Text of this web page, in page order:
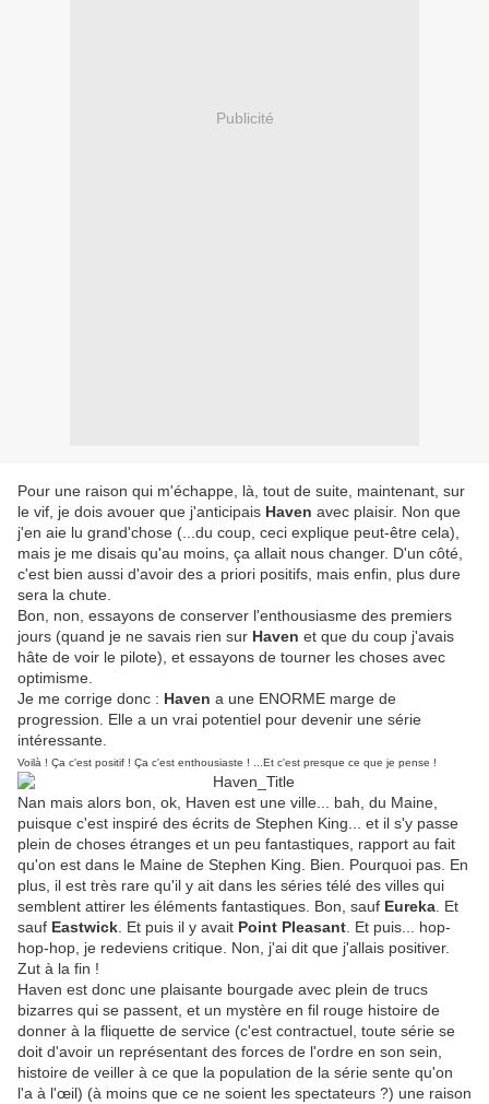
Publicité
Pour une raison qui m'échappe, là, tout de suite, maintenant, sur
le vif, je dois avouer que j'anticipais Haven avec plaisir. Non que
j'en aie lu grand'chose (...du coup, ceci explique peut-être cela),
mais je me disais qu'au moins, ça allait nous changer. D'un côté,
c'est bien aussi d'avoir des a priori positifs, mais enfin, plus dure
sera la chute.
Bon, non, essayons de conserver l'enthousiasme des premiers
jours (quand je ne savais rien sur Haven et que du coup j'avais
hâte de voir le pilote), et essayons de tourner les choses avec
optimisme.
Je me corrige donc : Haven a une ENORME marge de
progression. Elle a un vrai potentiel pour devenir une série
intéressante.
Voilà ! Ça c'est positif ! Ça c'est enthousiaste ! ...Et c'est presque ce que je pense !
Nan mais alors bon, ok, Haven est une ville... bah, du Maine,
puisque c'est inspiré des écrits de Stephen King... et il s'y passe
plein de choses étranges et un peu fantastiques, rapport au fait
qu'on est dans le Maine de Stephen King. Bien. Pourquoi pas. En
plus, il est très rare qu'il y ait dans les séries télé des villes qui
semblent attirer les éléments fantastiques. Bon, sauf Eureka . Et
sauf Eastwick . Et puis il y avait Point Pleasant . Et puis... hop-
hop-hop, je redeviens critique. Non, j'ai dit que j'allais positiver.
Zut à la fin !
Haven est donc une plaisante bourgade avec plein de trucs
bizarres qui se passent, et un mystère en fil rouge histoire de
donner à la fliquette de service (c'est contractuel, toute série se
doit d'avoir un représentant des forces de l'ordre en son sein,
histoire de veiller à ce que la population de la série sente qu'on
l'a à l'œil) (à moins que ce ne soient les spectateurs ?) une raison